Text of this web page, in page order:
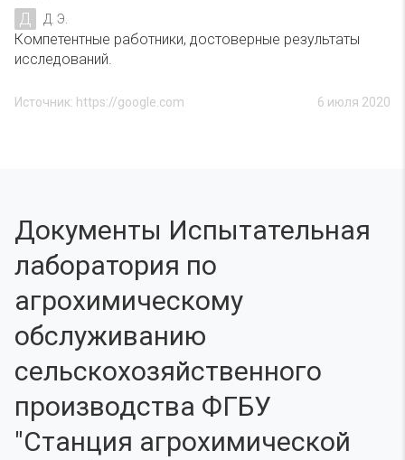
Д Д. Э.
Компетентные работники, достоверные результаты
исследований.
6 июля 2020
Источник: https://google.com
Документы Испытательная
лаборатория по
агрохимическому
обслуживанию
сельскохозяйственного
производства ФГБУ
"Станция агрохимической